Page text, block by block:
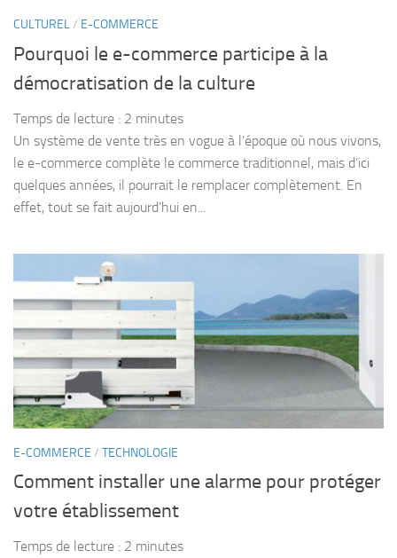
CULTUREL/ E-COMMERCE
Pourquoi le e-commerce participe à la
démocratisation de la culture
Temps de lecture : 2 minutes
Un système de vente très en vogue à l’époque où nous vivons,
le e-commerce complète le commerce traditionnel, mais d’ici
quelques années, il pourrait le remplacer complètement. En
effet, tout se fait aujourd’hui en...
E-COMMERCE / TECHNOLOGIE
Comment installer une alarme pour protéger
votre établissement
Temps de lecture : 2 minutes